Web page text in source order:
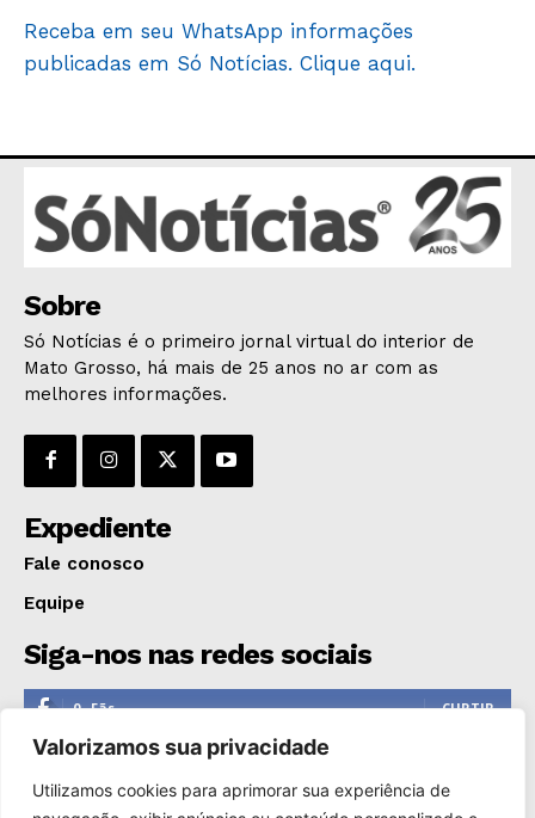
Valorizamos sua privacidade
Utilizamos cookies para aprimorar sua experiência de
Receba em seu WhatsApp informações
publicadas em Só Notícias. Clique aqui.
Sobre
Só Notícias é o primeiro jornal virtual do interior de
Mato Grosso, há mais de 25 anos no ar com as
melhores informações.
Expediente
Fale conosco
Equipe
Siga-nos nas redes sociais
0 Fãs CURTIR
0 Seguidores
1,110 Seguidores SEGUIR